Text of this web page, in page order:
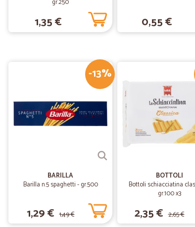
gr.250
1,35 € 0,55 €
-13%
BARILLA
Barilla n.5 spaghetti - gr.500
1,29 € 1,49 €
BOTTOLI
Bottoli schiacciatina
gr.100 x3
2,35 € 2,65 €